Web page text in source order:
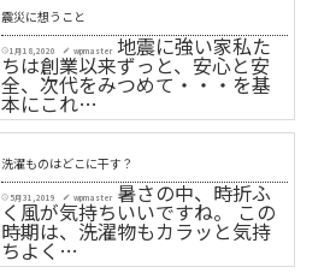
震災に想うこと
schedule 1月 18, 2020 create wpmaster 地震に強い家私た
ちは創業以来ずっと、安心と安
全、次代をみつめて・・・を基
本にこれ…
洗濯ものはどこに干す？
schedule 5月 31, 2019 create wpmaster 暑さの中、時折ふ
く風が気持ちいいですね。 この
時期は、洗濯物もカラッと気持
ちよく…